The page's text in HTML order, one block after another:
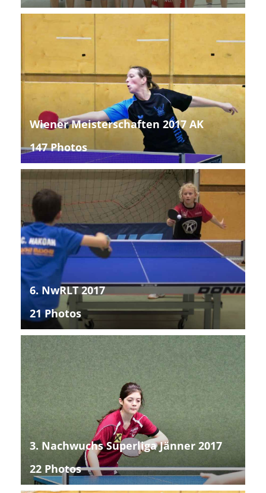
Wiener Meisterschaften 2017 AK
147 Photos
6. NwRLT 2017
21 Photos
3. Nachwuchs Superliga Jänner 2017
22 Photos